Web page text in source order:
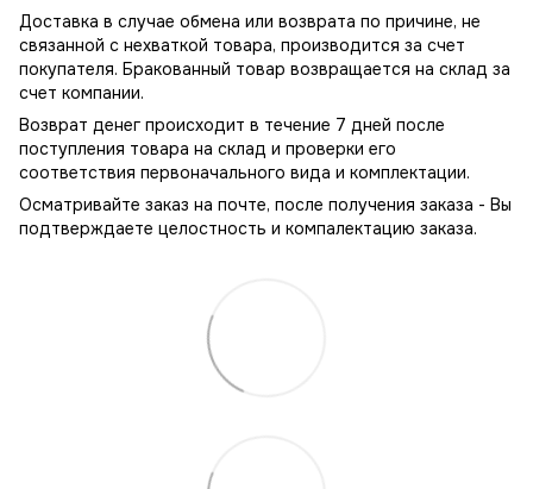
Доставка в случае обмена или возврата по причине, не
связанной с нехваткой товара, производится за счет
покупателя. Бракованный товар возвращается на склад за
счет компании.
Возврат денег происходит в течение 7 дней после
поступления товара на склад и проверки его
соответствия первоначального вида и комплектации.
Осматривайте заказ на почте, после получения заказа - Вы
подтверждаете целостность и компалектацию заказа.